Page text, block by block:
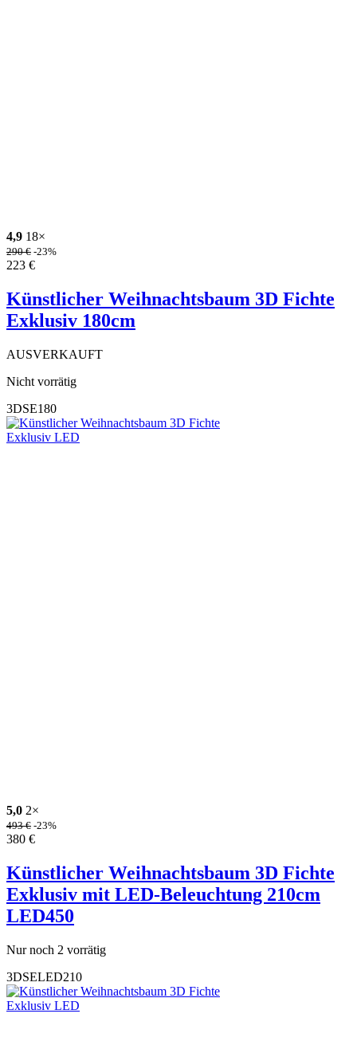
4,9 18×
290€ -23%
223 €
Künstlicher Weihnachtsbaum 3D Fichte
Exklusiv 180cm
AUSVERKAUFT
Nicht vorrätig
3DSE180
5,0 2×
493€ -23%
380 €
Künstlicher Weihnachtsbaum 3D Fichte
Exklusiv mit LED-Beleuchtung 210cm
LED450
Nur noch 2 vorrätig
3DSELED210